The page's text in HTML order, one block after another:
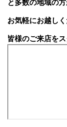
と多数の地域の
お気軽にお越し
皆様のご来店を